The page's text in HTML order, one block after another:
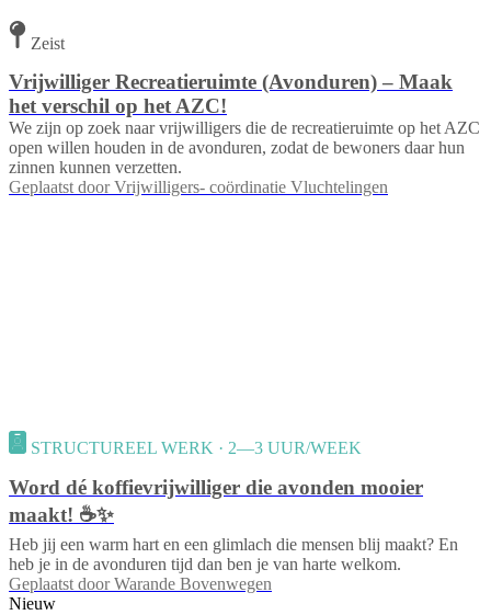
Zeist
Vrijwilliger Recreatieruimte (Avonduren) – Maak
het verschil op het AZC!
We zijn op zoek naar vrijwilligers die de recreatieruimte op het AZC
open willen houden in de avonduren, zodat de bewoners daar hun
zinnen kunnen verzetten.
Geplaatst door Vrijwilligers- coördinatie Vluchtelingen
STRUCTUREEL WERK · 2—3 UUR/WEEK
Word dé koffievrijwilliger die avonden mooier
maakt! ☕✨
Heb jij een warm hart en een glimlach die mensen blij maakt? En
heb je in de avonduren tijd dan ben je van harte welkom.
Geplaatst door Warande Bovenwegen
Nieuw